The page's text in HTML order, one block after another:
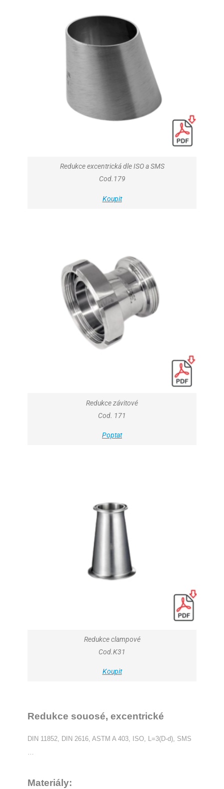
Redukce excentrická dle ISO a SMS
Cod.179
Koupit
Redukce závitové
Cod. 171
Poptat
Redukce clampové
Cod.K31
Koupit
Redukce souosé, excentrické
DIN 11852, DIN 2616, ASTM A 403, ISO, L=3(D-d), SMS
…
Materiály: